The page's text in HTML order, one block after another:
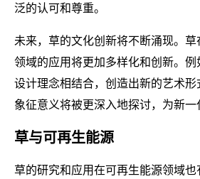
泛的认可和尊重。
未来，草的文化创新将不断涌现。
领域的应用将更加多样化和创新。
设计理念相结合，创造出新的艺术
象征意义将被更深入地探讨，为新一
草与可再生能源
草的研究和应用在可再生能源领域